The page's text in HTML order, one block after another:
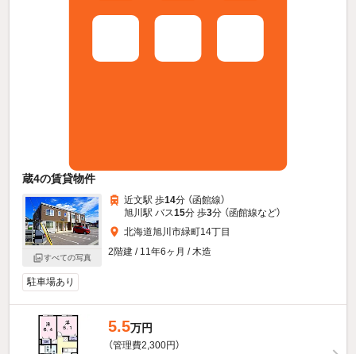
蔵4の賃貸物件
すべての写真
近文駅 歩14分 （函館線）
旭川駅 バス15分 歩3分 （函館線など）
北海道旭川市緑町14丁目
2階建 / 11年6ヶ月 / 木造
駐車場あり
5.5万円
（管理費2,300円）